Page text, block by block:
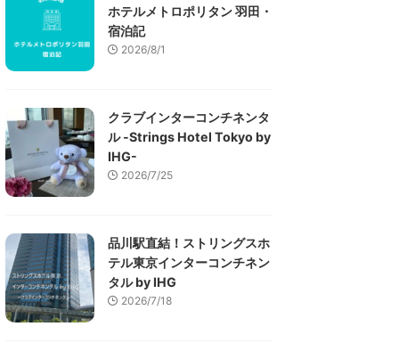
ホテルメトロポリタン 羽田・
宿泊記
2026/8/1
クラブインターコンチネンタ
ル -Strings Hotel Tokyo by
IHG-
2026/7/25
品川駅直結！ストリングスホ
テル東京インターコンチネン
タル by IHG
2026/7/18